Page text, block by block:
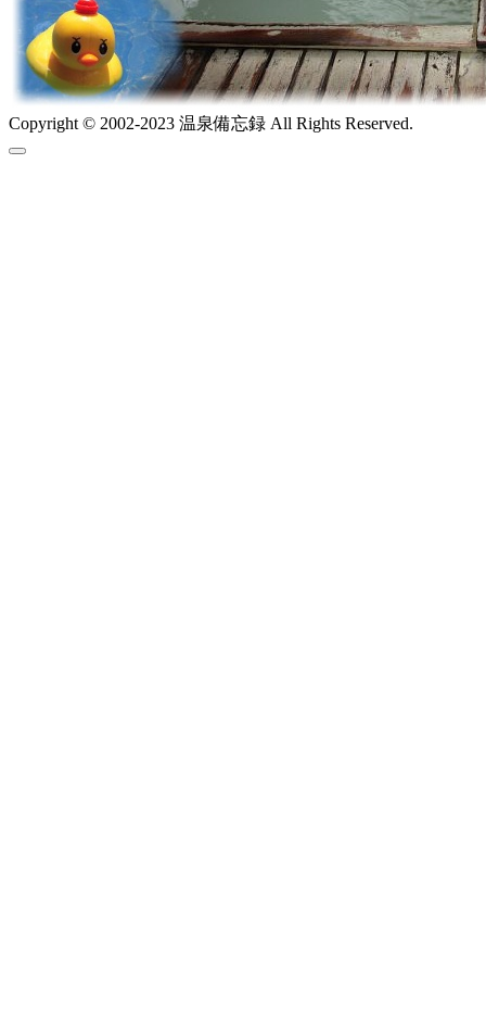
Copyright © 2002-2023 温泉備忘録 All Rights Reserved.